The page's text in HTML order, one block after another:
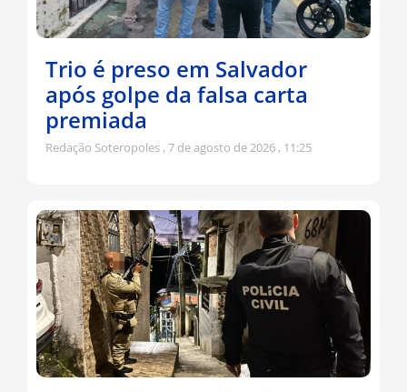
Trio é preso em Salvador
após golpe da falsa carta
premiada
Redação Soteropoles 7 de agosto de 2026 11:25